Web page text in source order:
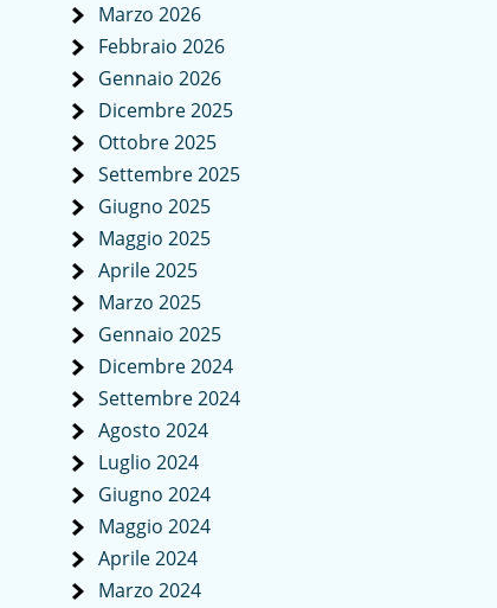
Marzo 2026
Febbraio 2026
Gennaio 2026
Dicembre 2025
Ottobre 2025
Settembre 2025
Giugno 2025
Maggio 2025
Aprile 2025
Marzo 2025
Gennaio 2025
Dicembre 2024
Settembre 2024
Agosto 2024
Luglio 2024
Giugno 2024
Maggio 2024
Aprile 2024
Marzo 2024